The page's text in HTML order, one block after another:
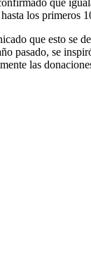
los primeros
que esto se
pasado, se
las